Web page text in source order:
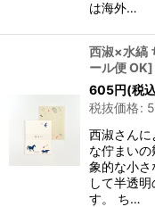
は海外…
西淑×水縞
ール便 OK]
605円(税
税抜価格:
西淑さん
な佇まい
象的な小さ
して半透
す。 ち…